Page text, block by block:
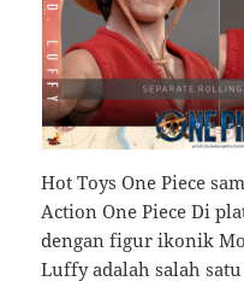
Hot Toys One Piece
Action One Piece Di
dengan figur ikonik
Luffy adalah salah